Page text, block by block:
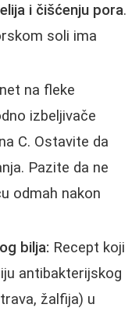
i čišćenju pora.
soli ima
na fleke
izbeljivače
C. Ostavite da
Pazite da ne
odmah nakon
bilja: Recept koji
antibakterijskog
žalfija) u